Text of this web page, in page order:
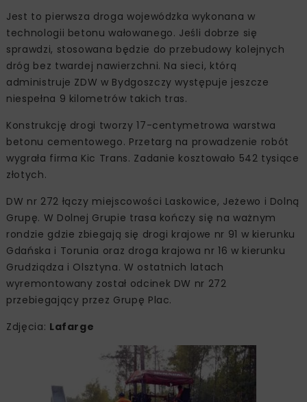
Jest to pierwsza droga wojewódzka wykonana w
technologii betonu wałowanego. Jeśli dobrze się
sprawdzi, stosowana będzie do przebudowy kolejnych
dróg bez twardej nawierzchni. Na sieci, którą
administruje ZDW w Bydgoszczy występuje jeszcze
niespełna 9 kilometrów takich tras.
Konstrukcję drogi tworzy 17-centymetrowa warstwa
betonu cementowego. Przetarg na prowadzenie robót
wygrała firma Kic Trans. Zadanie kosztowało 542 tysiące
złotych.
DW nr 272 łączy miejscowości Laskowice, Jeżewo i Dolną
Grupę. W Dolnej Grupie trasa kończy się na ważnym
rondzie gdzie zbiegają się drogi krajowe nr 91 w kierunku
Gdańska i Torunia oraz droga krajowa nr 16 w kierunku
Grudziądza i Olsztyna. W ostatnich latach
wyremontowany został odcinek DW nr 272
przebiegający przez Grupę Plac.
Zdjęcia: Lafarge